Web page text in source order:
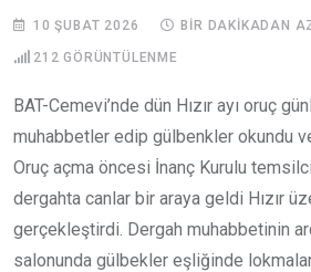
10 ŞUBAT 2026 BIR DAKIKADAN
212 GÖRÜNTÜLENME
BAT-Cemevi’nde dün Hızır ayı oruç
muhabbetler edip gülbenkler okundu
Oruç açma öncesi İnanç Kurulu
dergahta canlar bir araya geldi Hızır
gerçekleştirdi. Dergah muhabbetinin
salonunda gülbekler eşliğinde